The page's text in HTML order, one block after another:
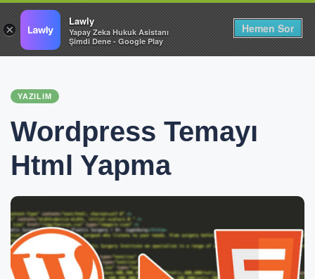
YAZILIM
Wordpress Temayı
Html Yapma
×
Lawly
Yapay Zeka Hukuk Asistanı
Şimdi Dene - Google Play
Hemen Sor